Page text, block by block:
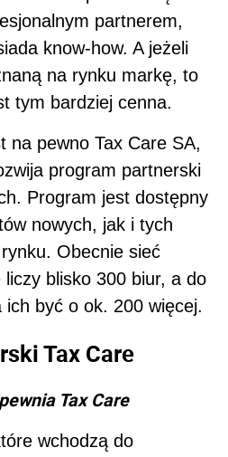
partnerem,
know-how. A jeżeli
na rynku markę, to
tym bardziej cenna.
na pewno Tax Care SA,
program partnerski
Program jest dostępny
nowych, jak i tych
Obecnie sieć
blisko 300 biur, a do
ich być o ok. 200 więcej.
Tax Care
Tax Care
wchodzą do